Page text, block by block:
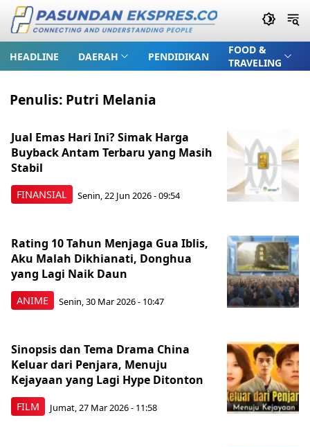
HEADLINE DAERAH PENDIDIKAN
FOOD &
TRAVELING
Penulis: Putri Melania
FINANSIAL
Jual Emas Hari Ini? Simak Harga
Buyback Antam Terbaru yang Masih
Stabil
Senin, 22 Jun 2026 - 09:54
ANIME
Rating 10 Tahun Menjaga Gua Iblis,
Aku Malah Dikhianati, Donghua
yang Lagi Naik Daun
Senin, 30 Mar 2026 - 10:47
FILM
Sinopsis dan Tema Drama China
Keluar dari Penjara, Menuju
Kejayaan yang Lagi Hype Ditonton
Jumat, 27 Mar 2026 - 11:58